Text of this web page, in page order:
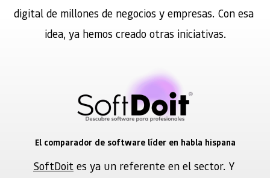
digital de millones de negocios y empresas. Con esa
idea, ya hemos creado otras iniciativas.
El comparador de software líder en habla hispana
SoftDoit es ya un referente en el sector. Y